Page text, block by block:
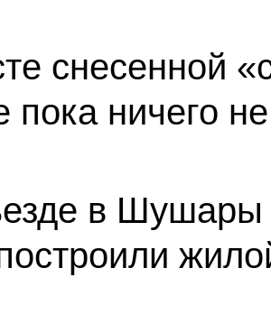
снесенной
пока ничего
в Шушары